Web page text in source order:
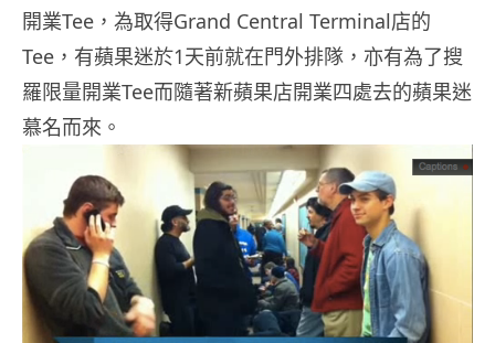
開業Tee，為取得Grand Central Terminal店的
Tee，有蘋果迷於1天前就在門外排隊，亦有為了搜
羅限量開業Tee而隨著新蘋果店開業四處去的蘋果迷
慕名而來。